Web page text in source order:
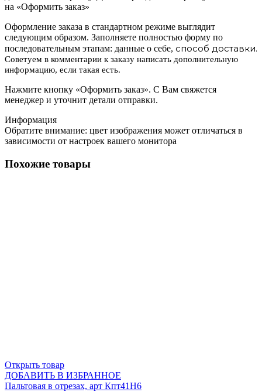
на «Оформить заказ»
Оформление заказа в стандартном режиме выглядит
следующим образом. Заполняете полностью форму по
последовательным этапам: данные о себе, способ доставки.
Советуем в комментарии к заказу написать дополнительную
информацию, если такая есть.
Нажмите кнопку «Оформить заказ». С Вам свяжется
менеджер и уточнит детали отправки.
Информация
Обратите внимание: цвет изображения может отличаться в
зависимости от настроек вашего монитора
Похожие товары
Открыть товар
ДОБАВИТЬ В ИЗБРАННОЕ
Пальтовая в отрезах, арт Кпт41Н6